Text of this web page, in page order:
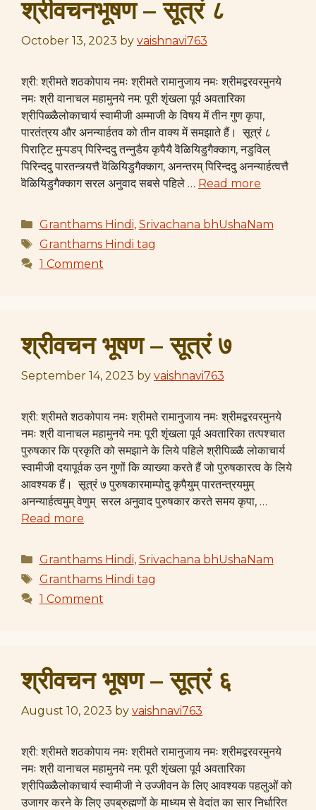
श्रीवचनभूषण – सूत्रं ८
October 13, 2023 by vaishnavi763
श्री: श्रीमते शठकोपाय नमः श्रीमते रामानुजाय नमः श्रीमद्वरवरमुनये
नमः श्री वानाचल महामुनये नम: पूरी शृंखला पूर्व​ अवतारिका
श्रीपिळ्ळैलोकाचार्य​ स्वामीजी अम्माजी के विषय में तीन गुण कृपा,
पारतंत्रय और अनन्यार्हतव को तीन वाक्य में समझाते हैं। सूत्रं ८
पिराट्टि मुऱ्पडप् पिरिन्ददु तन्नुडैय कृपैयै वॆळियिडुगैक्काग, नडुविल्
पिरिन्ददु पारतन्त्र्यत्तै वॆळियिडुगैक्काग, अनन्तरम् पिरिन्ददु अनन्यार्हत्वत्तै
वॆळियिडुगैक्काग सरल अनुवाद सबसे पहिले … Read more
Categories
Granthams Hindi, Srivachana bhUshaNam
Tags
Granthams Hindi tag
1 Comment
श्रीवचन भूषण – सूत्रं ७
September 14, 2023 by vaishnavi763
श्री: श्रीमते शठकोपाय नमः श्रीमते रामानुजाय नमः श्रीमद्वरवरमुनये
नमः श्री वानाचल महामुनये नम: पूरी शृंखला पूर्व​ अवतारिका तत्पश्चात
पुरुषकार कि प्रकृति को समझाने के लिये पहिले श्रीपिळ्ळै लोकाचार्य
स्वामीजी दयापूर्वक उन गुणों कि व्याख्या करते हैं जो पुरुषकारत्व के लिये
आवश्यक हैं। सूत्रं ७ पुरुषकारमाम्पोदु कृपैयुम् पारतन्त्रयमुम्
अनन्यार्हत्वमुम् वेणुम् सरल अनुवाद पुरुषकार करते समय कृपा, …
Read more
Categories
Granthams Hindi, Srivachana bhUshaNam
Tags
Granthams Hindi tag
1 Comment
श्रीवचन भूषण – सूत्रं ६
August 10, 2023 by vaishnavi763
श्री: श्रीमते शठकोपाय नमः श्रीमते रामानुजाय नमः श्रीमद्वरवरमुनये
नमः श्री वानाचल महामुनये नम: पूरी शृंखला पूर्व​ अवतारिका
श्रीपिळ्ळैलोकाचार्य​ स्वामीजी ने उज्जीवन के लिए आवश्यक पहलुओं को
उजागर करने के लिए उपब्रुह्मणों के माध्यम से वेदांत का सार निर्धारित